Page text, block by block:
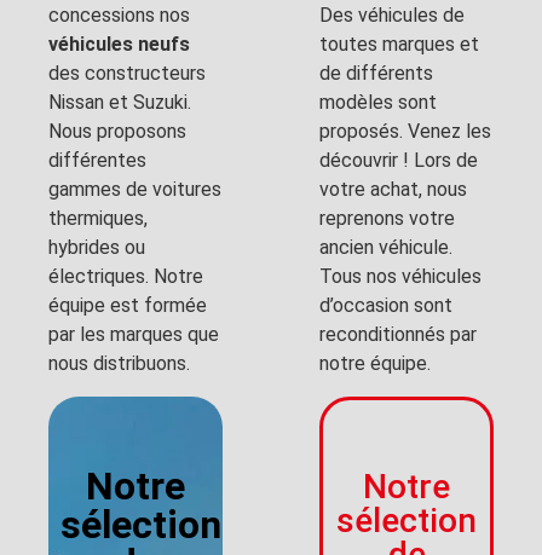
concessions nos
véhicules neufs
des constructeurs
Nissan et Suzuki.
Nous proposons
différentes
gammes de voitures
thermiques,
hybrides ou
électriques. Notre
équipe est formée
par les marques que
nous distribuons.
Notre
sélection
Des véhicules de
toutes marques et
de différents
modèles sont
proposés. Venez les
découvrir ! Lors de
votre achat, nous
reprenons votre
ancien véhicule.
Tous nos véhicules
d’occasion sont
reconditionnés par
notre équipe.
Notre
sélection